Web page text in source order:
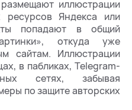
иллюстрации
Яндекса или
попадают в общий
откуда уже
сайтам. Иллюстрации
в пабликах, Telegram-
сетях, забывая
по защите авторских